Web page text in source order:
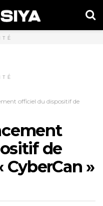
officiel du dispositif de
de
»